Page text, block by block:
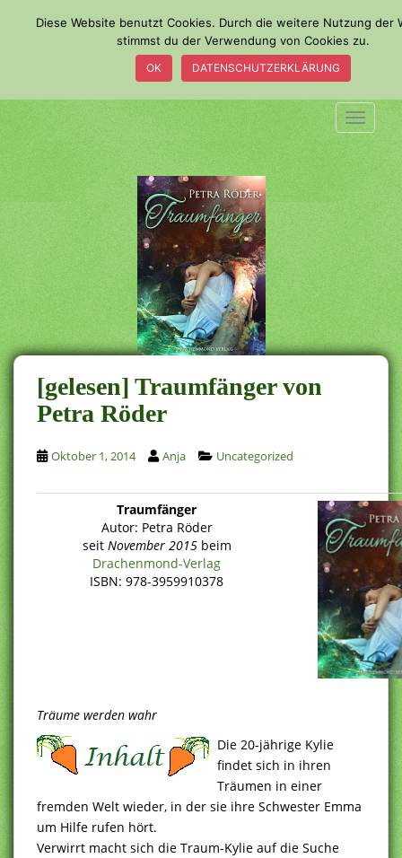
o
m
a
i
n
c
o
n
t
e
n
t
[gelesen] Traumfänger von
Petra Röder
Oktober 1, 2014 Anja Uncategorized
Traumfänger
Autor: Petra Röder
seit November 2015beim
Drachenmond-Verlag
ISBN: 978-3959910378
Träume werden wahr
Die 20-jährige Kylie
findet sich in ihren
Träumen in einer
fremden Welt wieder, in der sie ihre Schwester Emma
um Hilfe rufen hört.
Verwirrt macht sich die Traum-Kylie auf die Suche
Diese Website benutzt Cookies. Durch die weitere Nutzung der
stimmst du der Verwendung von Cookies zu.
OK DATENSCHUTZERKLÄRUNG